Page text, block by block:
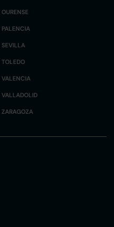
OURENSE
PALENCIA
SEVILLA
TOLEDO
VALENCIA
VALLADOLID
ZARAGOZA